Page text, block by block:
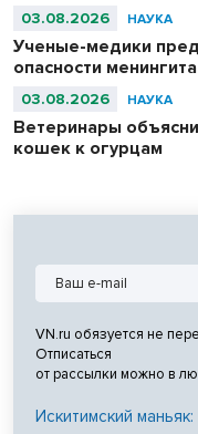
03.08.2026 НАУКА
Ученые-медики
опасности менингита
03.08.2026 НАУКА
Ветеринары
кошек к огурцам
VN.ru обязуется не
Отписаться
от рассылки можно в
Искитимский